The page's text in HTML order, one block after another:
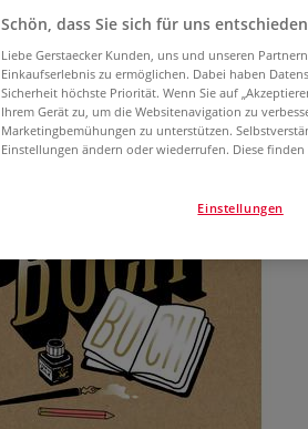
Schön, dass Sie sich für uns
Liebe Gerstaecker Kunden, uns und unseren
Einkaufserlebnis zu ermöglichen. Dabei haben
Sicherheit höchste Priorität. Wenn Sie auf
Ihrem Gerät zu, um die Websitenavigation zu
Marketingbemühungen zu unterstützen.
Einstellungen ändern oder wiederrufen. Diese finden
Einstellungen